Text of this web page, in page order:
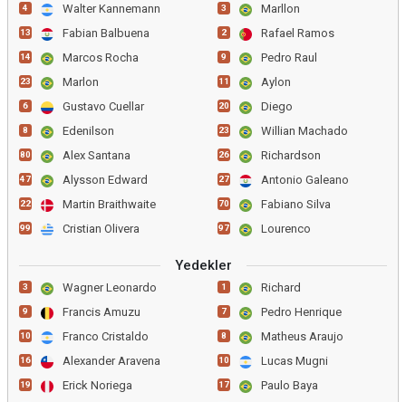
4 Walter Kannemann
13 Fabian Balbuena
14 Marcos Rocha
23 Marlon
6 Gustavo Cuellar
8 Edenilson
80 Alex Santana
47 Alysson Edward
22 Martin Braithwaite
99 Cristian Olivera
3 Marllon
2 Rafael Ramos
9 Pedro Raul
11 Aylon
20 Diego
23 Willian Machado
26 Richardson
27 Antonio Galeano
70 Fabiano Silva
97 Lourenco
Yedekler
3 Wagner Leonardo
9 Francis Amuzu
10 Franco Cristaldo
16 Alexander Aravena
19 Erick Noriega
1 Richard
7 Pedro Henrique
8 Matheus Araujo
10 Lucas Mugni
17 Paulo Baya